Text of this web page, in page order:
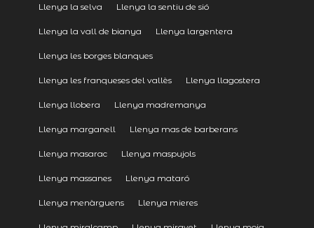
Llenya la selva Llenya la sentiu de sió
Llenya la vall de bianya Llenya largentera
Llenya les borges blanques
Llenya les franqueses del vallès Llenya llagostera
Llenya llobera Llenya madremanya
Llenya marganell Llenya mas de barberans
Llenya masarac Llenya maspujols
Llenya massanes Llenya mataró
Llenya menàrguens Llenya mieres